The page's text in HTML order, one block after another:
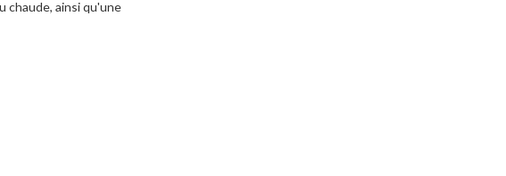
chaude, ainsi qu'une